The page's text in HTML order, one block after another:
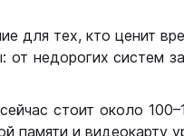
для тех, кто ценит
недорогих систем
стоит около
памяти и видеокарту